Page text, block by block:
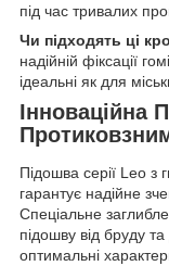
під час тривалих
Чи підходять ці
надійній фіксації
ідеальні як для
Інноваційна
Підошва серії Leo з
гарантує надійне
Спеціальне
підошву від бруду
оптимальні